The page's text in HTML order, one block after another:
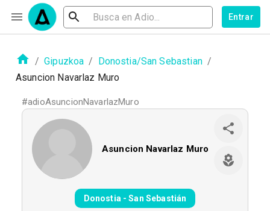
Entrar
/ Gipuzkoa / Donostia/San Sebastian /
Asuncion Navarlaz Muro
#adioAsuncionNavarlazMuro
Asuncion Navarlaz Muro
Donostia - San Sebastián